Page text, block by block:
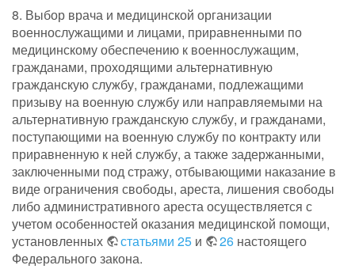
8. Выбор врача и медицинской организации
военнослужащими и лицами, приравненными по
медицинскому обеспечению к военнослужащим,
гражданами, проходящими альтернативную
гражданскую службу, гражданами, подлежащими
призыву на военную службу или направляемыми на
альтернативную гражданскую службу, и гражданами,
поступающими на военную службу по контракту или
приравненную к ней службу, а также задержанными,
заключенными под стражу, отбывающими наказание в
виде ограничения свободы, ареста, лишения свободы
либо административного ареста осуществляется с
учетом особенностей оказания медицинской помощи,
установленных
статьями 25 и 26 настоящего
Федерального закона.